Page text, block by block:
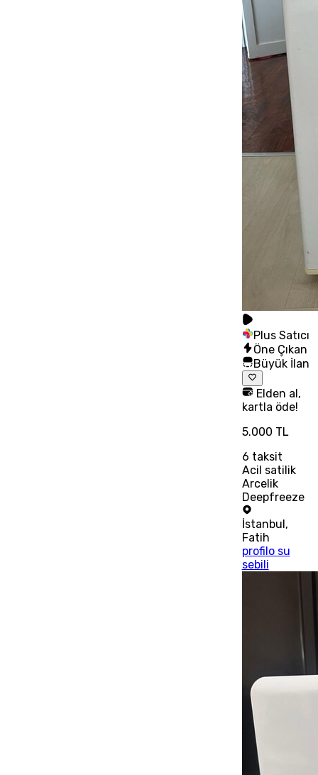
Plus Satıcı
Öne Çıkan
Büyük İlan
Elden al,
kartla öde!
5.000 TL
6 taksit
Acil satilik
Arcelik
Deepfreeze
İstanbul ,
Fatih
profilo su
sebili